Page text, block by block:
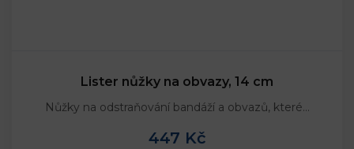
Lister nůžky na obvazy, 14 cm
Nůžky na odstraňování bandáží a obvazů, které…
447 Kč